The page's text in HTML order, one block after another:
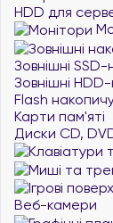
HDD для
Зовнішні SSD-
Зовнішні
Flash
Карти пам'яті
Диски CD,
Веб-камери